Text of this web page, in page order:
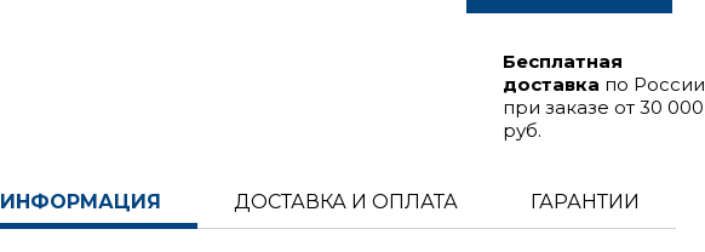
Бесплатная
доставка по России
при заказе от 30 000
руб.
ИНФОРМАЦИЯ ДОСТАВКА И ОПЛАТА ГАРАНТИИ